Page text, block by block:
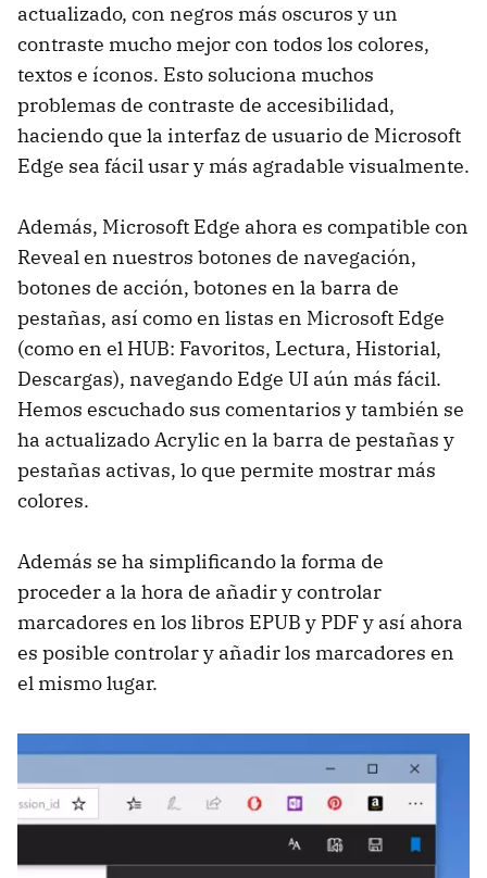
actualizado, con negros más oscuros y un
contraste mucho mejor con todos los colores,
textos e íconos. Esto soluciona muchos
problemas de contraste de accesibilidad,
haciendo que la interfaz de usuario de Microsoft
Edge sea fácil usar y más agradable visualmente.
Además, Microsoft Edge ahora es compatible con
Reveal en nuestros botones de navegación,
botones de acción, botones en la barra de
pestañas, así como en listas en Microsoft Edge
(como en el HUB: Favoritos, Lectura, Historial,
Descargas), navegando Edge UI aún más fácil.
Hemos escuchado sus comentarios y también se
ha actualizado Acrylic en la barra de pestañas y
pestañas activas, lo que permite mostrar más
colores.
Además se ha simplificando la forma de
proceder a la hora de añadir y controlar
marcadores en los libros EPUB y PDF y así ahora
es posible controlar y añadir los marcadores en
el mismo lugar.